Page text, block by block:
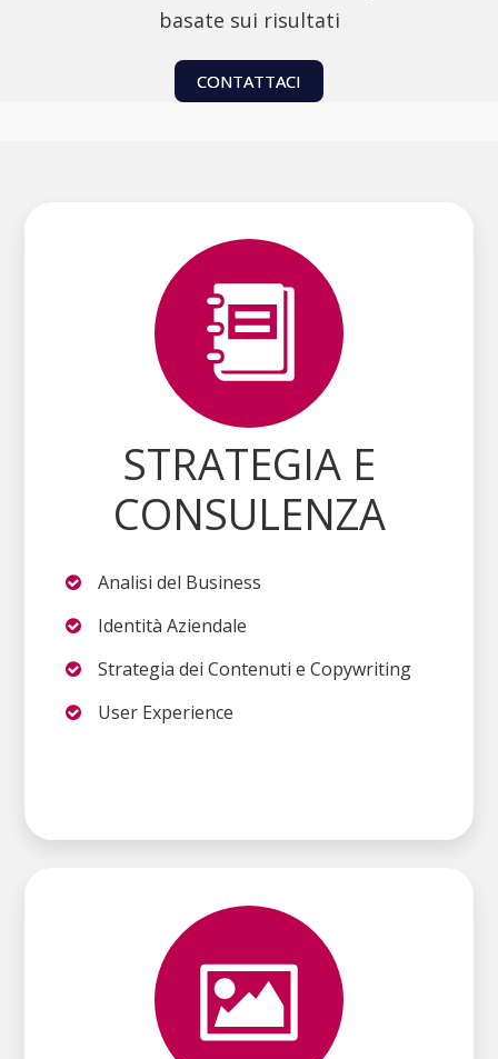
basate sui risultati
CONTATTACI
STRATEGIA E
CONSULENZA
Analisi del Business
Identità Aziendale
Strategia dei Contenuti e Copywriting
User Experience